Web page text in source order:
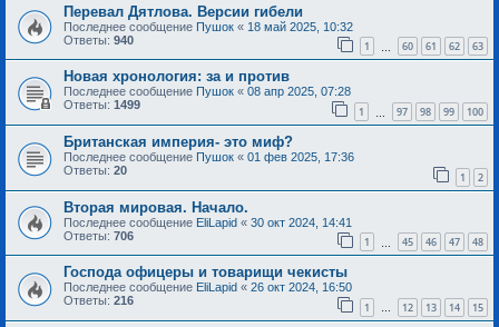
Перевал Дятлова. Версии гибели
Последнее сообщение Пушок « 18 май 2025, 10:32
Ответы: 940 1 60 61 62 63
Новая хронология: за и против
Последнее сообщение Пушок « 08 апр 2025, 07:28
Ответы: 1499 1 97 98 99 100
Британская империя- это миф?
Последнее сообщение Пушок « 01 фев 2025, 17:36
Ответы: 20 1 2
Вторая мировая. Начало.
Последнее сообщение EliLapid « 30 окт 2024, 14:41
Ответы: 706 1 45 46 47 48
Господа офицеры и товарищи чекисты
Последнее сообщение EliLapid « 26 окт 2024, 16:50
Ответы: 216 1 … 12 13 14 15